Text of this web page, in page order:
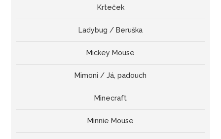
Krteček
Ladybug / Beruška
Mickey Mouse
Mimoni / Já, padouch
Minecraft
Minnie Mouse